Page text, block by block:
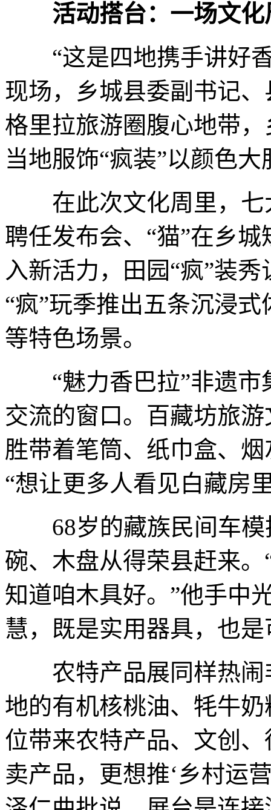
活动搭台：一场文
“这是四地携手讲好香
现场，乡城县委副书记
格里拉旅游圈腹心地带
当地服饰“疯装”以颜色大
在此次文化周里，七
聘任发布会、“猫”在乡
入新活力，田园“疯”装
“疯”玩季推出五条沉浸
等特色场景。
“魅力香巴拉”非遗市
交流的窗口。百藏坊旅
胜带着笔筒、纸巾盒、
“想让更多人看见白藏房
68岁的藏族民间车模
碗、木盘从得荣县赶来
知道咱木具好。”他手中
慧，既是实用器具，也
农特产品展同样热闹
地的有机核桃油、牦牛
位带来农特产品、文创
卖产品，更想推‘乡村运